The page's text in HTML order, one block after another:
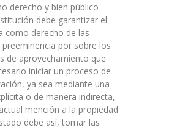
derecho y bien público
debe garantizar el
como derecho de las
por sobre los
de aprovechamiento que
iniciar un proceso de
ya sea mediante una
o de manera indirecta,
mención a la propiedad
debe así, tomar las